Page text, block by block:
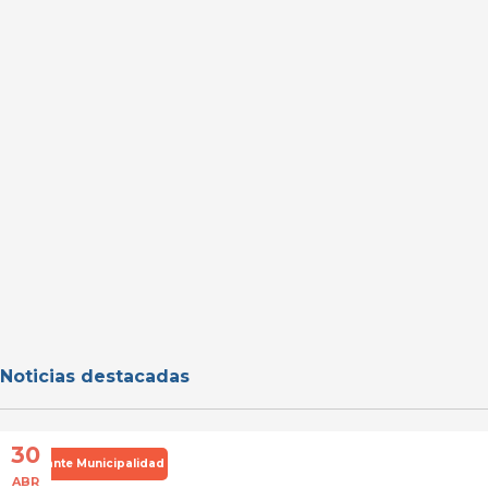
Noticias destacadas
30
ABR
Importante Municipalidad